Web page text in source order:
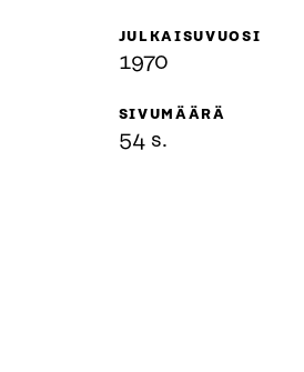
JULKAISUVUOSI
1970
SIVUMÄÄRÄ
54 s.